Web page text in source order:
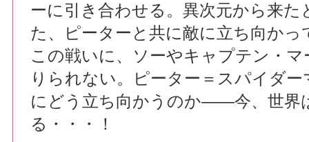
ーに引き合わせる。異次元から来た
た、ピーターと共に敵に立ち向かっ
この戦いに、ソーやキャプテン・
りられない。ピーター＝スパイダ
にどう立ち向かうのか――今、世界
る・・・！